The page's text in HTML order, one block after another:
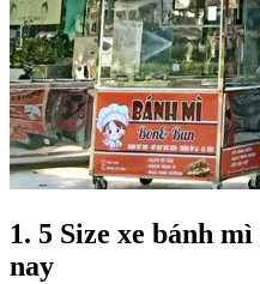
1. 5 Size xe bánh
nay